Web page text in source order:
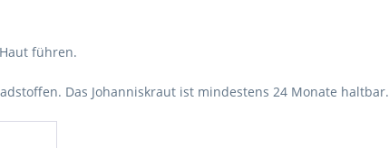
führen.
Das Johanniskraut ist mindestens 24 Monate haltbar.